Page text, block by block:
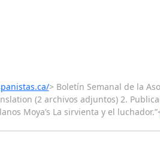
> Boletín Semanal de la
(2 archivos adjuntos) 2.
Moya’s La sirvienta y el